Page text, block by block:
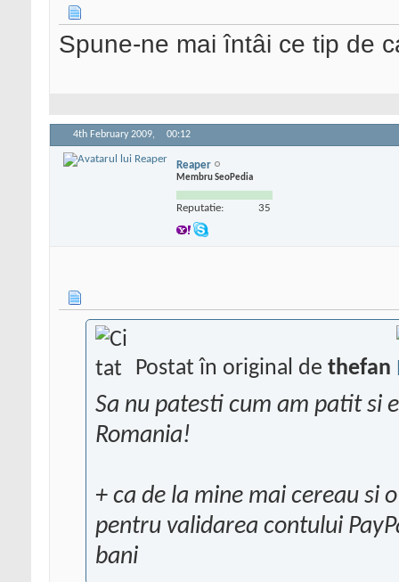
Spune-ne mai întâi ce tip de
4th February 2009, 00:12
Reaper
Membru SeoPedia
Reputatie: 35
Postat în original de thefan
Sa nu patesti cum am patit si
Romania!
+ ca de la mine mai cereau si
pentru validarea contului
bani